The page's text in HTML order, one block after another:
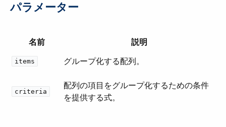
パラメーター
名前 説明
items グループ化する配列。
criteria
配列の項目をグループ化するための条件
を提供する式。